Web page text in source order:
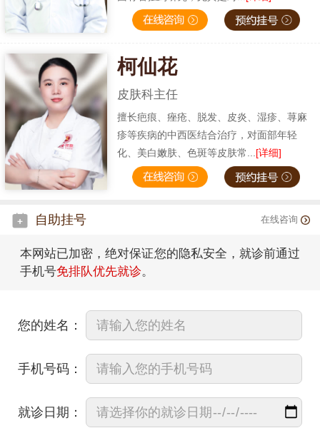
柯仙花
皮肤科主任
擅长疤痕、痤疮、脱发、皮炎、湿疹、荨麻
疹等疾病的中西医结合治疗，对面部年轻
化、美白嫩肤、色斑等皮肤常...[详细]
自助挂号 在线咨询
本网站已加密，绝对保证您的隐私安全，就诊前通过
手机号免排队优先就诊。
您的姓名：
手机号码：
就诊日期：